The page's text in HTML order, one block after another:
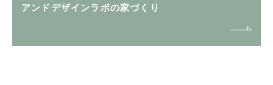
アンドデザインラボの家づくり